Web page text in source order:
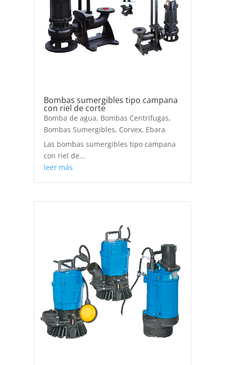
Bombas sumergibles tipo campana
con riel de corte
Bomba de agua, Bombas Centrífugas,
Bombas Sumergibles, Corvex, Ebara
Las bombas sumergibles tipo campana
con riel de...
leer más